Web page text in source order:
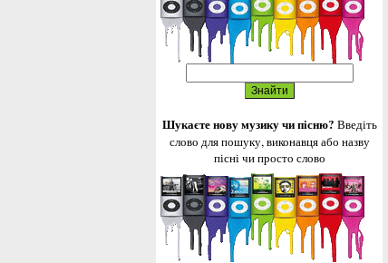
Шукаєте нову музику чи пісню? Введіть
слово для пошуку, виконавця або назву
пісні чи просто слово